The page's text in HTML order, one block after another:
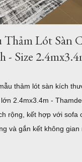
Lót Sàn
- Size
thảm lót sàn kích
2.4mx3.4m -
rộng, kết hợp với sofa
và gắn kết không
cho những thiết bị